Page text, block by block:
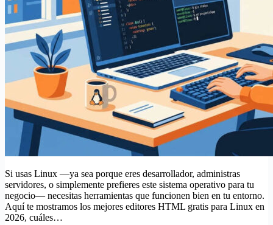
Si usas Linux —ya sea porque eres desarrollador, administras
servidores, o simplemente prefieres este sistema operativo para tu
negocio— necesitas herramientas que funcionen bien en tu entorno.
Aquí te mostramos los mejores editores HTML gratis para Linux en
2026, cuáles…